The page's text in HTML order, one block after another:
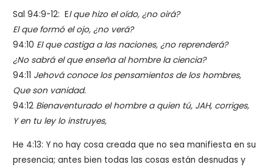
Sal 94:9-12: El que hizo el oído, ¿no oirá?
El que formó el ojo, ¿no verá?
94:10 El que castiga a las naciones, ¿no reprenderá?
¿No sabrá el que enseña al hombre la ciencia?
94:11 Jehová conoce los pensamientos de los hombres,
Que son vanidad.
94:12 Bienaventurado el hombre a quien tú, JAH, corriges,
Y en tu ley lo instruyes,
He 4:13: Y no hay cosa creada que no sea manifiesta en su
presencia; antes bien todas las cosas están desnudas y